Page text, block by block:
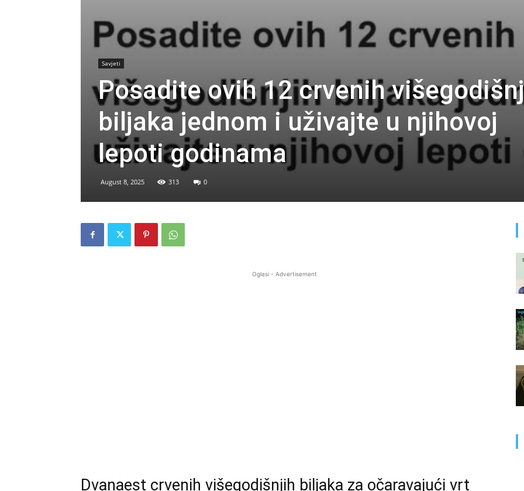
Savjeti
Posadite ovih 12 crvenih
biljaka jednom i uživajte u njihovoj
lepoti godinama
August 8, 2025 313 0
Oglasi - Advertisement
Dvanaest crvenih višegodišnjih biljaka za očaravajući vrt